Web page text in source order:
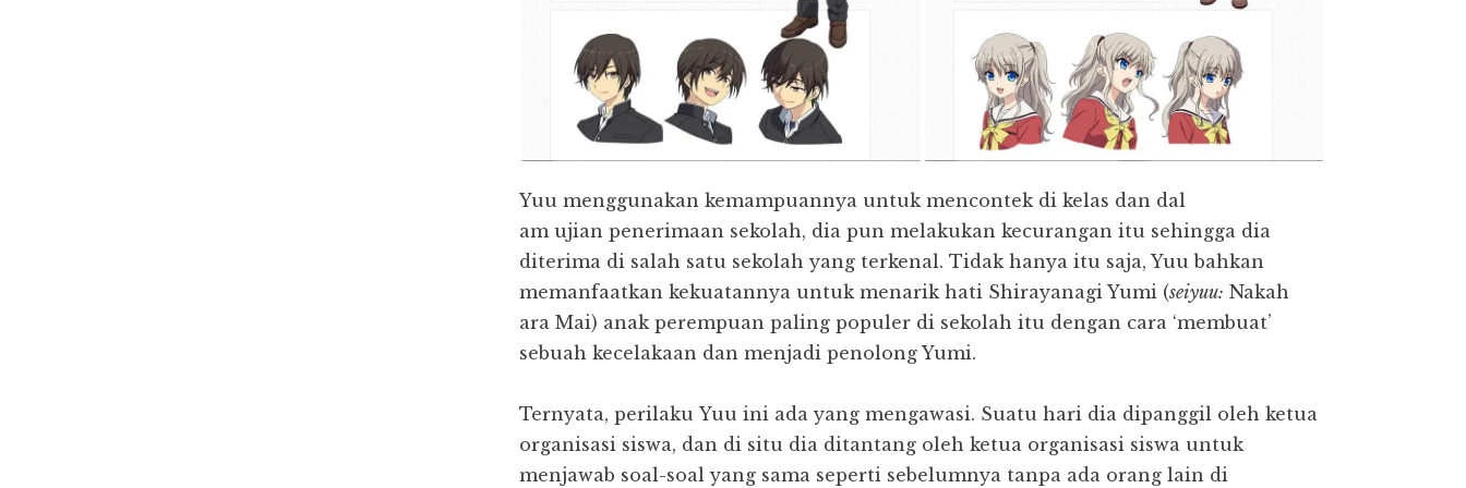
Yuu menggunakan kemampuannya untuk mencontek di kelas dan dal
am ujian penerimaan sekolah, dia pun melakukan kecurangan itu sehingga dia
diterima di salah satu sekolah yang terkenal. Tidak hanya itu saja, Yuu bahkan
memanfaatkan kekuatannya untuk menarik hati Shirayanagi Yumi (seiyuu: Nakah
ara Mai) anak perempuan paling populer di sekolah itu dengan cara ‘membuat’
sebuah kecelakaan dan menjadi penolong Yumi.
Ternyata, perilaku Yuu ini ada yang mengawasi. Suatu hari dia dipanggil oleh ketua
organisasi siswa, dan di situ dia ditantang oleh ketua organisasi siswa untuk
menjawab soal-soal yang sama seperti sebelumnya tanpa ada orang lain di